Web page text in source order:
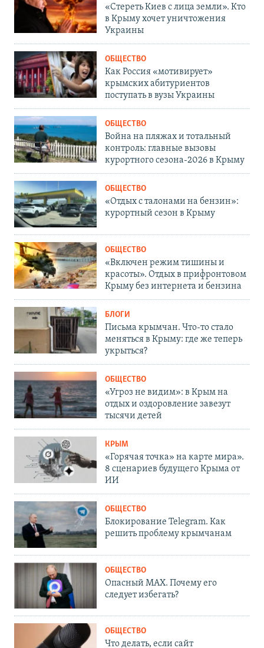
«Стереть Киев с лица земли». Кто
в Крыму хочет уничтожения
Украины
ОБЩЕСТВО
Как Россия «мотивирует»
крымских абитуриентов
поступать в вузы Украины
ОБЩЕСТВО
Война на пляжах и тотальный
контроль: главные вызовы
курортного сезона-2026 в Крыму
ОБЩЕСТВО
«Отдых с талонами на бензин»:
курортный сезон в Крыму
ОБЩЕСТВО
«Включен режим тишины и
красоты». Отдых в прифронтовом
Крыму без интернета и бензина
БЛОГИ
Письма крымчан. Что-то стало
меняться в Крыму: где же теперь
укрыться?
ОБЩЕСТВО
«Угроз не видим»: в Крым на
отдых и оздоровление завезут
тысячи детей
КРЫМ
«Горячая точка» на карте мира».
8 сценариев будущего Крыма от
ИИ
ОБЩЕСТВО
Блокирование Telegram. Как
решить проблему крымчанам
ОБЩЕСТВО
Опасный MAX. Почему его
следует избегать?
ОБЩЕСТВО
Что делать, если сайт